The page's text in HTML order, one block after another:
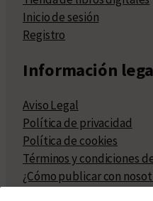
Inicio de sesión
Registro
Información
Aviso Legal
Política de privacidad
Política de cookies
Términos y condiciones
¿Cómo publicar con